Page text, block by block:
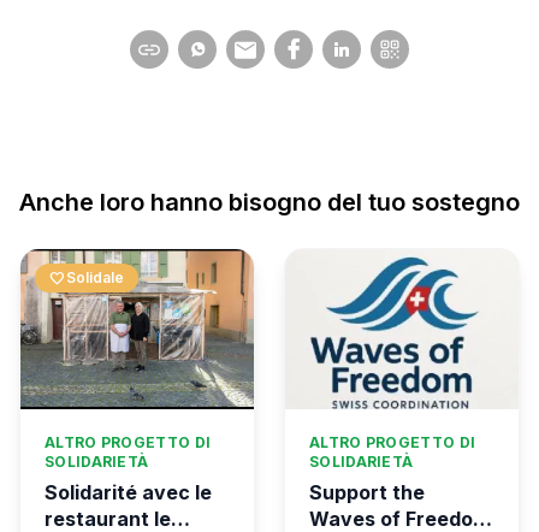
Anche loro hanno bisogno del tuo sostegno
favorite Solidale
ALTRO PROGETTO DI
SOLIDARIETÀ
Solidarité avec le
restaurant le
ALTRO PROGETTO DI
SOLIDARIETÀ
Support the
Waves of Freedom